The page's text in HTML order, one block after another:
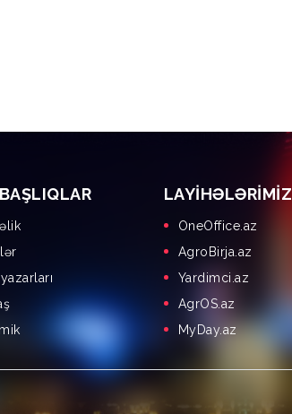
LAYIHƏLƏRIMIZ
OneOffice.az
AgroBirja.az
Yardimci.az
AgrOS.az
MyDay.az